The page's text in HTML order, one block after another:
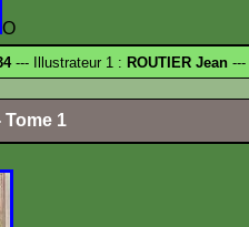
O
--- Illustrateur 1 : ROUTIER Jean ---
Tome 1